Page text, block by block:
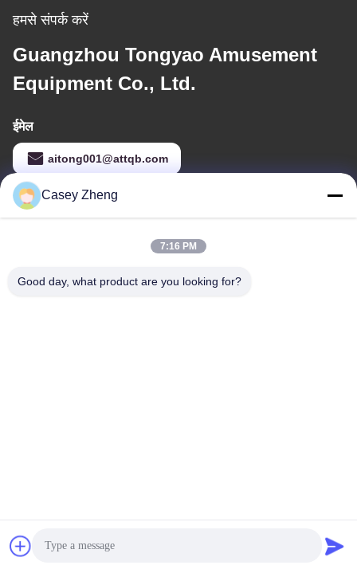
हमसे संपर्क करें
Guangzhou Tongyao Amusement
Equipment Co., Ltd.
ईमेल
aitong001@attqb.com
हमारा पता
नॉर्थ रोड, नंबर 44-3
Casey Zheng
7:16 PM
Good day, what product are you looking for?